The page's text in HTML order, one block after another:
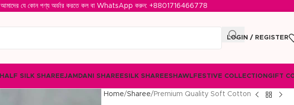
আমাদের যে কোন পণ্য অর্ডার করতে কল বা WhatsApp করুন: ‪ +8801716466778‬
LOGIN / REGISTER
HALF SILK SHAREEJAMDANI SHAREESILK SHAREESHAWLFESTIVE COLLECTION GIFT
Home Sharee Premium Quality Soft Cotton